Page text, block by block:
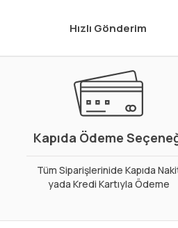
Hızlı Gönderim
Kapıda Ödeme
Tüm Siparişlerinide Kapıda
yada Kredi Kartıyla Ödeme